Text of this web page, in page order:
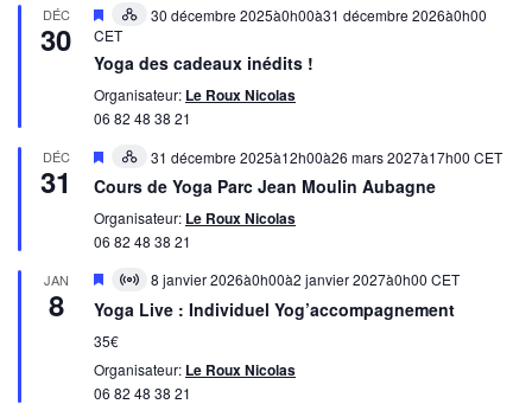
DÉC
30
Mis
en Hybrid30 décembre 2025à0h00à31 décembre 2026à0h00
CET
Yoga des cadeaux inédits !
Organisateur: Le Roux Nicolas
06 82 48 38 21
DÉC
31
Mis
avant
Hybrid
évènement
31 décembre 2025à12h00à26 mars 2027à17h00 CET
Cours de Yoga Parc Jean Moulin Aubagne
Organisateur: Le Roux Nicolas
06 82 48 38 21
JAN
8
Mis
avant
Virtual
évènement
8 janvier 2026à0h00à2 janvier 2027à0h00 CET
Yoga Live : Individuel Yog’accompagnement
35€
Organisateur: Le Roux Nicolas
06 82 48 38 21